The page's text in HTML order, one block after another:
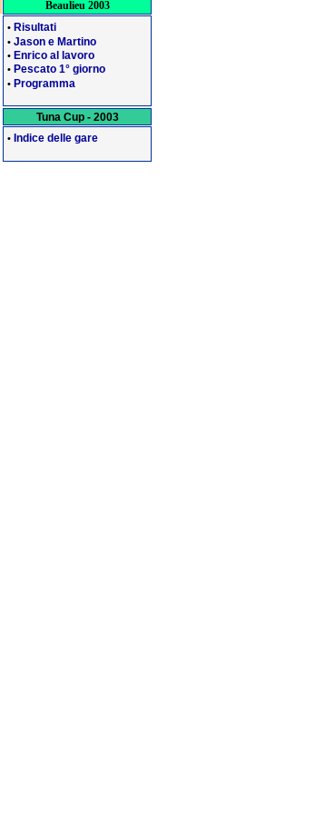
Beaulieu 2003
• Risultati
• Jason e Martino
• Enrico al lavoro
• Pescato 1° giorno
• Programma
Tuna Cup - 2003
• Indice delle gare